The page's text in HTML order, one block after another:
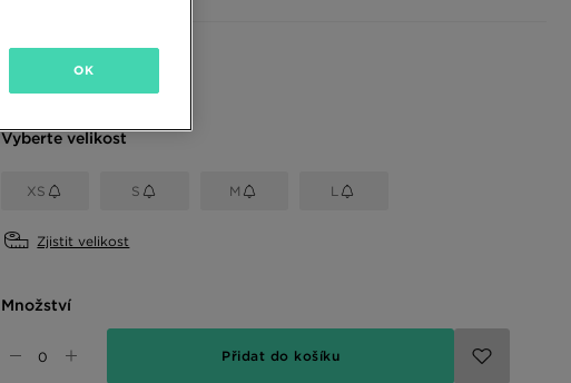
Vyberte velikost
XS S M L
Zjistit velikost
Množství
Přidat do košíku
OK